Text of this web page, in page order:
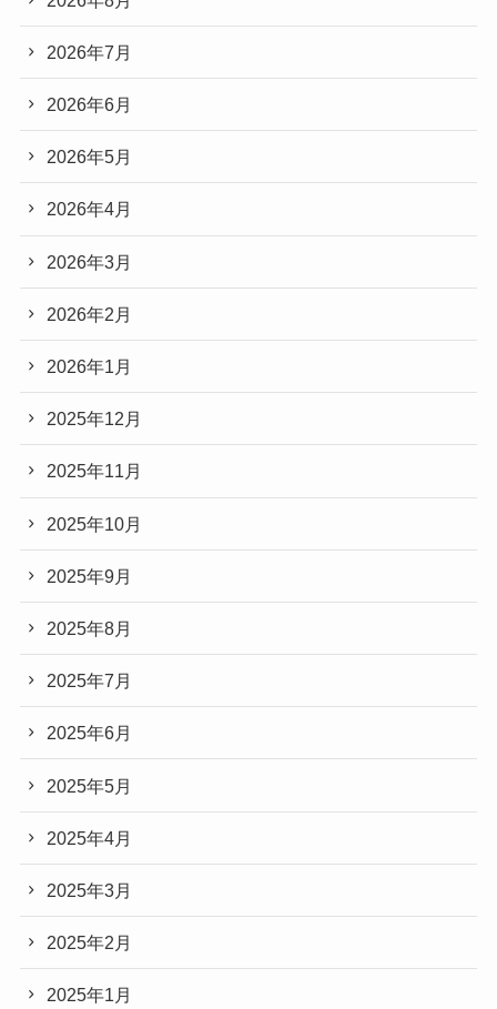
2026年7月
2026年6月
2026年5月
2026年4月
2026年3月
2026年2月
2026年1月
2025年12月
2025年11月
2025年10月
2025年9月
2025年8月
2025年7月
2025年6月
2025年5月
2025年4月
2025年3月
2025年2月
2025年1月